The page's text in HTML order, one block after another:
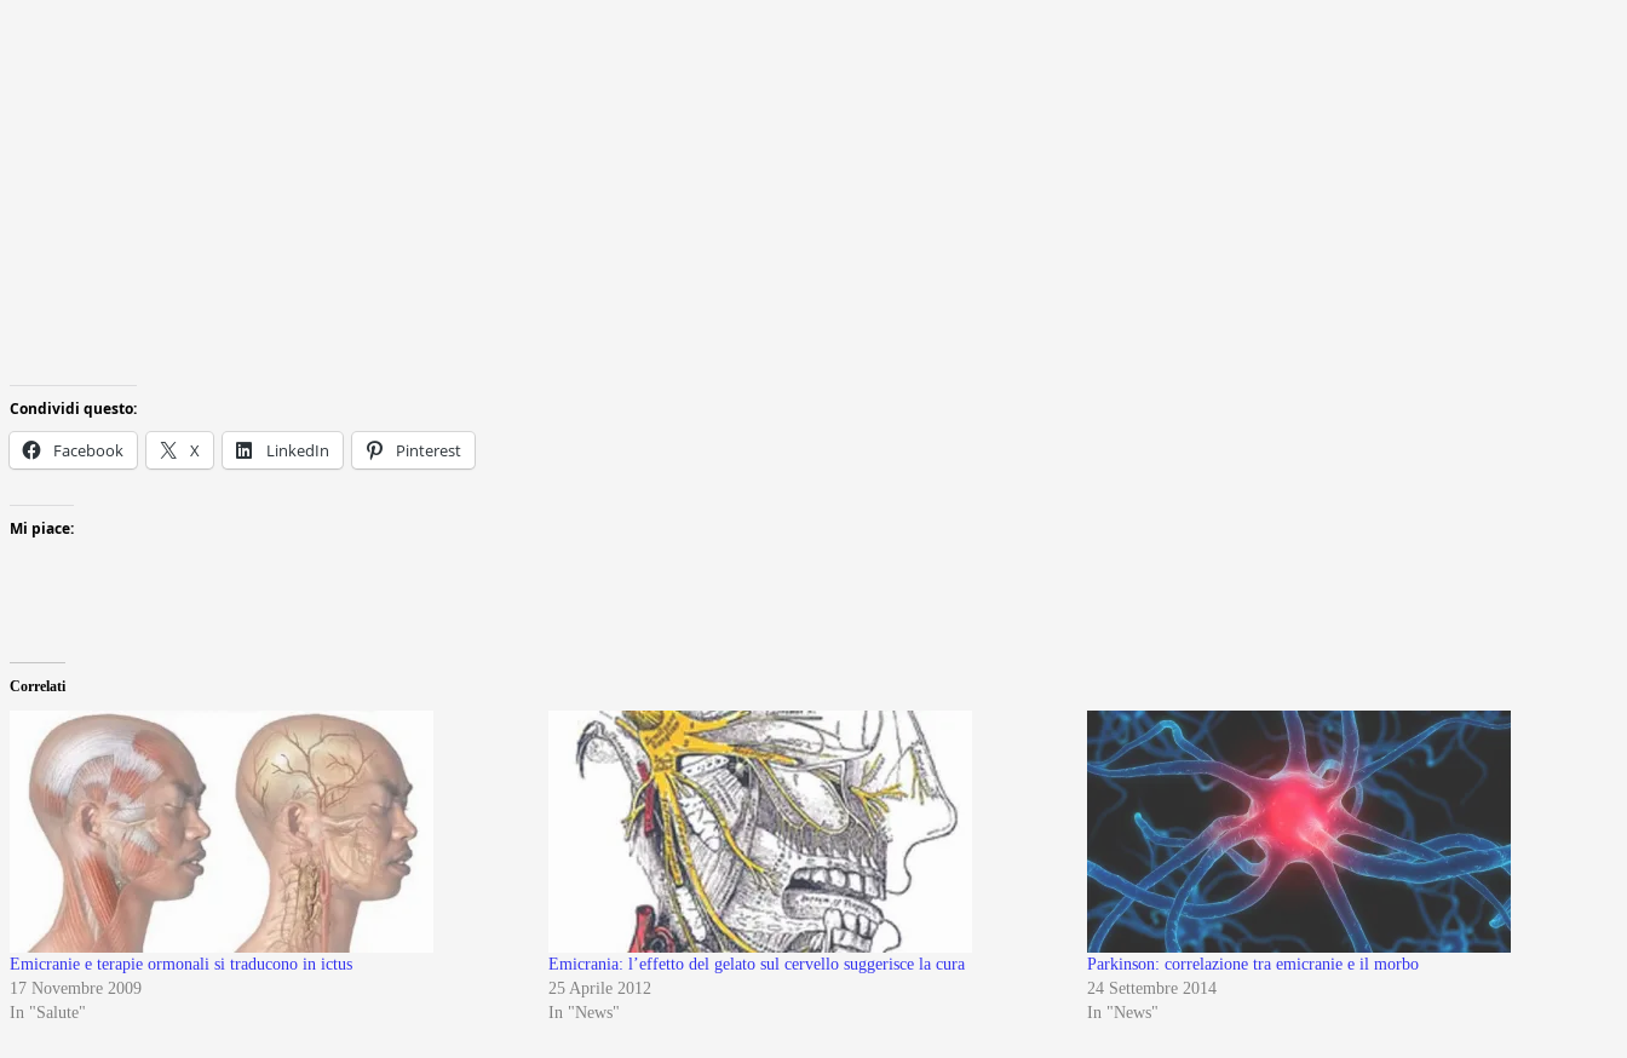
Condividi questo:
Facebook X LinkedIn Pinterest
Mi piace:
Correlati
Emicranie e terapie ormonali si traducono in ictus
17 Novembre 2009
In "Salute"
Emicrania: l’effetto del gelato sul cervello suggerisce la cura
25 Aprile 2012
In "News"
Parkinson: correlazione tra emicranie e il morbo
24 Settembre 2014
In "News"